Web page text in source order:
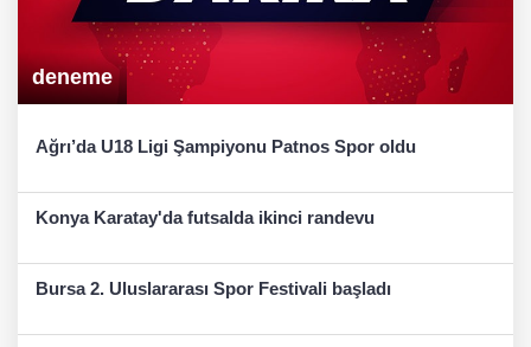
deneme
Ağrı’da U18 Ligi Şampiyonu Patnos Spor oldu
Konya Karatay'da futsalda ikinci randevu
Bursa 2. Uluslararası Spor Festivali başladı